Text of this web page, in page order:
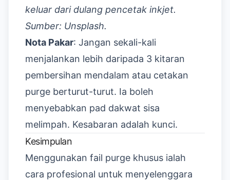
keluar dari dulang pencetak inkjet.
Sumber: Unsplash.
Nota Pakar: Jangan sekali-kali
menjalankan lebih daripada 3 kitaran
pembersihan mendalam atau cetakan
purge berturut-turut. Ia boleh
menyebabkan pad dakwat sisa
melimpah. Kesabaran adalah kunci.
Kesimpulan
Menggunakan fail purge khusus ialah
cara profesional untuk menyelenggara